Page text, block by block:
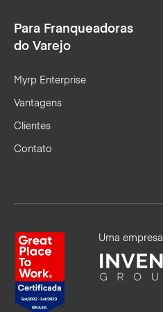
Para Franqueadoras
do Varejo
Myrp Enterprise
Vantagens
Clientes
Contato
Uma empresa